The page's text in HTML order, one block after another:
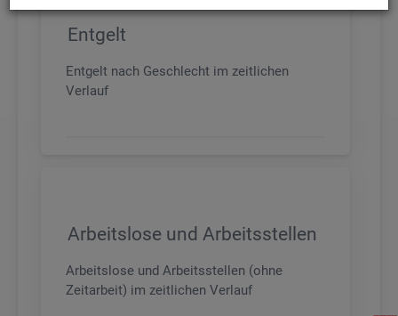
Entgelt
Entgelt nach Geschlecht im zeitlichen
Verlauf
Arbeitslose und Arbeitsstellen
Arbeitslose und Arbeitsstellen (ohne
Zeitarbeit) im zeitlichen Verlauf